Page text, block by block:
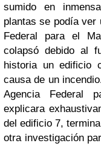
sumido en
plantas se podía ver
Federal para el
colapsó debido al
historia un edificio
causa de un
Agencia Federal
explicara
del edificio 7,
otra investigación